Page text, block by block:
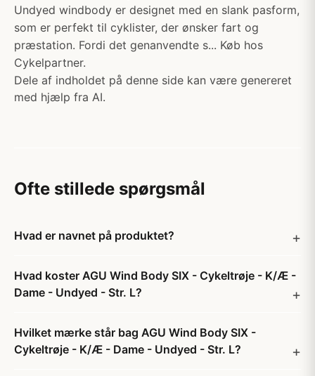
Undyed windbody er designet med en slank pasform,
som er perfekt til cyklister, der ønsker fart og
præstation. Fordi det genanvendte s... Køb hos
Cykelpartner.
Dele af indholdet på denne side kan være genereret
med hjælp fra AI.
Ofte stillede spørgsmål
Hvad er navnet på produktet?
Hvad koster AGU Wind Body SIX - Cykeltrøje - K/Æ -
Dame - Undyed - Str. L?
Hvilket mærke står bag AGU Wind Body SIX -
Cykeltrøje - K/Æ - Dame - Undyed - Str. L?